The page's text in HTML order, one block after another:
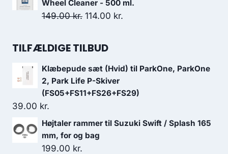
var:
er:
Wheel Cleaner - 500 ml.
149.00kr. Den
pris
149.00 kr..
114.00 kr.
114.00 kr..
TILFÆLDIGE TILBUD
Klæbepude sæt (Hvid) til ParkOne, ParkOne
2, Park Life P-Skiver
(FS05+FS11+FS26+FS29)
39.00 kr.
Højtaler rammer til Suzuki Swift / Splash 165
mm, for og bag
199.00 kr.